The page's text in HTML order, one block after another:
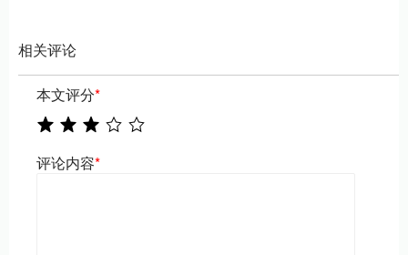
相关评论
本文评分*
评论内容*